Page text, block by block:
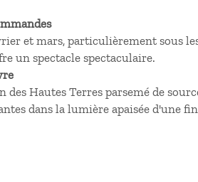
et mars, particulièrement sous
un spectacle spectaculaire.
des Hautes Terres parsemé de
dans la lumière apaisée d'une